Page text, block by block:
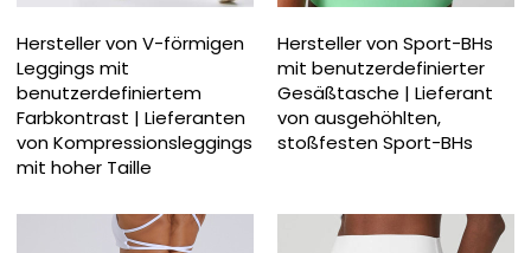
Hersteller von V-förmigen
Leggings mit
benutzerdefiniertem
Farbkontrast | Lieferanten
von Kompressionsleggings
mit hoher Taille
Hersteller von Sport-BHs
mit benutzerdefinierter
Gesäßtasche | Lieferant
von ausgehöhlten,
stoßfesten Sport-BHs